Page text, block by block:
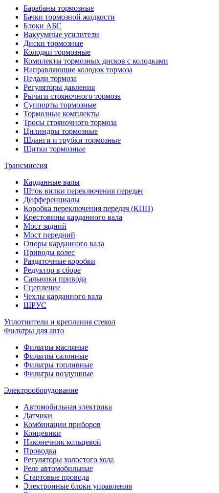
Барабаны тормозные
Бачки тормозной жидкости
Блоки АБС
Вакуумные усилители
Диски тормозные
Колодки тормозные
Комплекты тормозных дисков с колодками
Направляющие колодок тормоза
Педали тормоза
Регуляторы давления
Рычаги стояночного тормоза
Суппорты тормозные
Тормозные комплекты
Тросы стояночного тормоза
Цилиндры тормозные
Шланги и трубки тормозные
Щитки тормозные
Трансмиссия
Карданные валы
Шток вилки переключения передач
Дифференциалы
Коробка переключения передач (КПП)
Крестовины карданного вала
Мост задний
Мост передний
Опоры карданного вала
Приводы колес
Раздаточные коробки
Редуктор в сборе
Сальники привода
Сцепление
Чехлы карданного вала
ШРУС
Уплотнители и крепления стекол
Фильтры для авто
Фильтры масляные
Фильтры салонные
Фильтры топливные
Фильтры воздушные
Электрооборудование
Автомобильная электрика
Датчики
Комбинации приборов
Концевики
Наконечник кольцевой
Проводка
Регуляторы холостого хода
Реле автомобильные
Стартовые провода
Электронные блоки управления